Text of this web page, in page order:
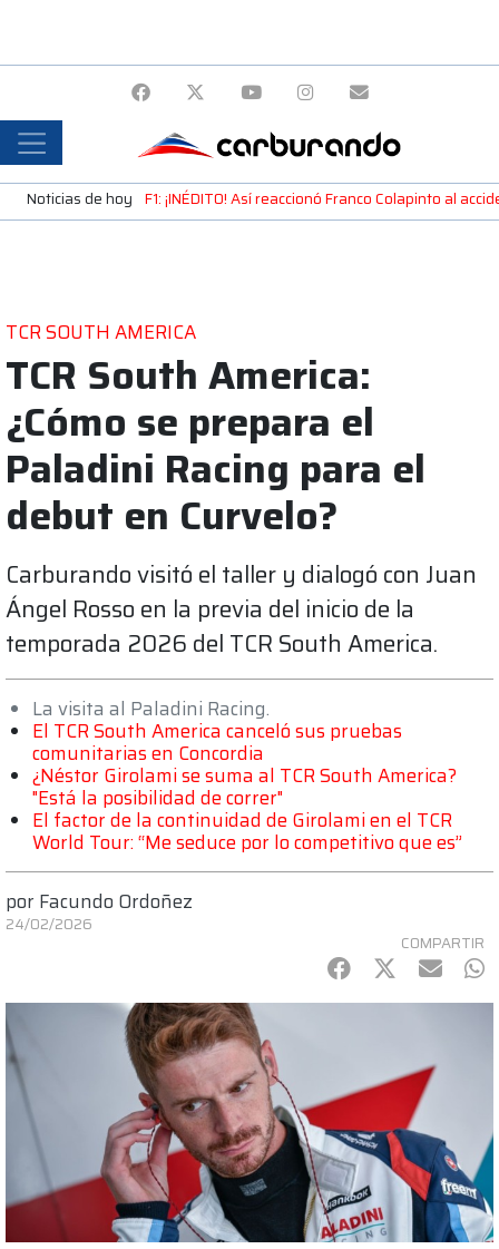
Noticias de hoy F1: ¡INÉDITO! Así reaccionó Franco Colapinto al
TCR SOUTH AMERICA
TCR South America:
¿Cómo se prepara el
Paladini Racing para el
debut en Curvelo?
Carburando visitó el taller y dialogó con Juan
Ángel Rosso en la previa del inicio de la
temporada 2026 del TCR South America.
La visita al Paladini Racing.
El TCR South America canceló sus pruebas
comunitarias en Concordia
¿Néstor Girolami se suma al TCR South America?
"Está la posibilidad de correr"
El factor de la continuidad de Girolami en el TCR
World Tour: “Me seduce por lo competitivo que es”
por Facundo Ordoñez
24/02/2026
COMPARTIR
Facebook
Twitter
mail